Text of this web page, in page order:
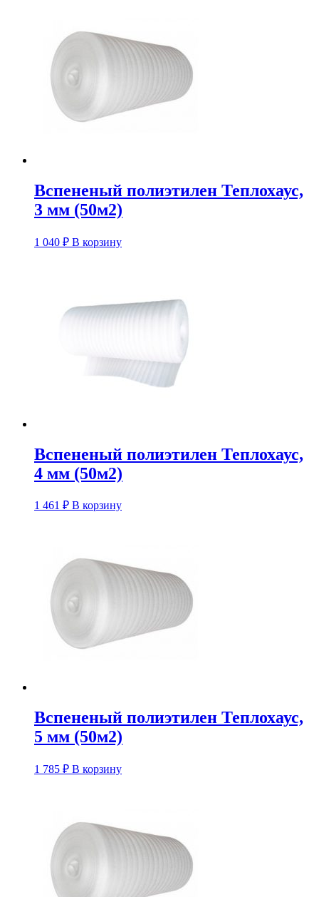
Вспененый полиэтилен Теплохаус,
3 мм (50м2)
1 040 ₽ В корзину
Вспененый полиэтилен Теплохаус,
4 мм (50м2)
1 461 ₽ В корзину
Вспененый полиэтилен Теплохаус,
5 мм (50м2)
1 785 ₽ В корзину